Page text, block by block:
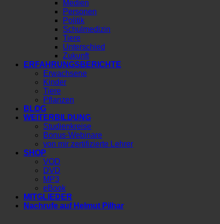
Medien
Personen
Politik
Schulmedizin
Tiere
Unterschied
Zukunft
ERFAHRUNGSBERICHTE
Erwachsene
Kinder
Tiere
Pflanzen
BLOG
WEITERBILDUNG
Studienkreise
Bonus-Webinare
von mir zertifizierte Lehrer
SHOP
VOD
DVD
MP3
eBook
MITGLIEDER
Nachrufe auf Helmut Pilhar